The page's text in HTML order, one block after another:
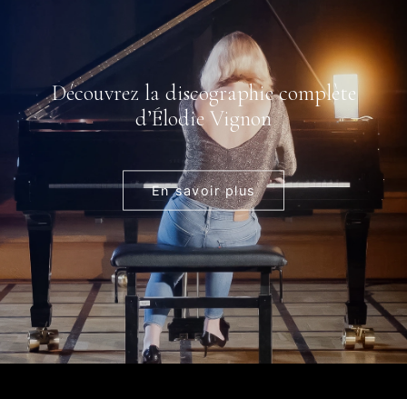
Découvrez la discographie complète
d’Élodie Vignon
En savoir plus